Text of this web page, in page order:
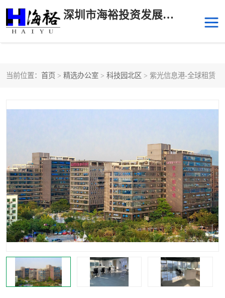
深圳市海裕投资发展有限公司
当前位置： 首页 > 精选办公室 > 科技园北区 > 紫光信息港-全球租赁
科技园中区 南山华侨城
福田中心区写字楼租赁 宝安中心区
深圳宝安 福田车公庙
罗湖水贝 南山南油
龙华 罗湖区
宝安区 西乡
兴东 石岩